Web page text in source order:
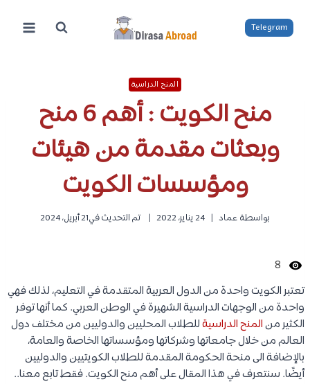
المحتوى
Telegram
المنح الدراسية
منح الكويت : أهم 6 منح
وبعثات مقدمة من هيئات
ومؤسسات الكويت
بواسطة عماد 24 يناير، 2022 تم التحديث في21 أبريل، 2024
8
تعتبر الكويت واحدة من الدول العربية المتقدمة في التعليم، لذلك فهي
واحدة من الوجهات الدراسية الشهيرة في الوطن العربي. كما أنها توفر
الكثير منالمنح الدراسيةللطلاب المحليين والدوليين من مختلف دول
العالم من خلال جامعاتها وشركاتها ومؤسساتها الخاصة والعامة،
بالإضافة الى منحة الحكومة المقدمة للطلاب الكويتيين والدوليين
أيضًا. سنتعرف في هذا المقال على أهم منح الكويت. فقط تابع معنا..